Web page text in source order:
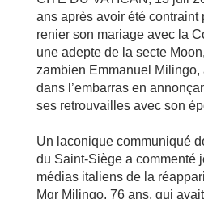
ans après avoir été contraint
renier son mariage avec la
une adepte de la secte
zambien Emmanuel Milingo,
dans l’embarras en
ses retrouvailles avec son
Un laconique communiqué
du Saint-Siège a commenté
médias italiens de la
Mgr Milingo, 76 ans, qui